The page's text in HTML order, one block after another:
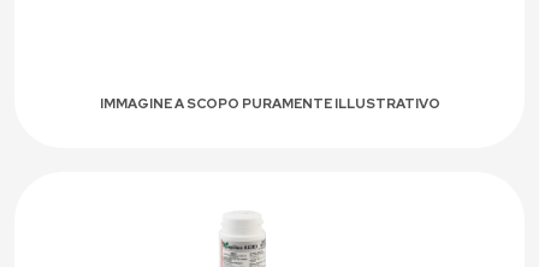
IMMAGINE A SCOPO PURAMENTE ILLUSTRATIVO